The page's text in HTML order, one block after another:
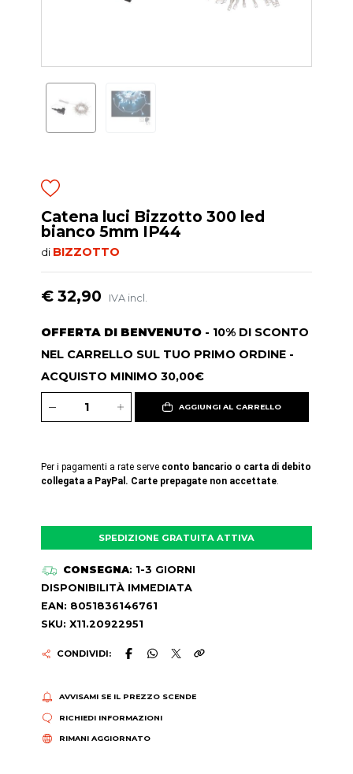
Catena luci Bizzotto 300 led
bianco 5mm IP44
di BIZZOTTO
€ 32,90 IVA incl.
OFFERTA DI BENVENUTO - 10% DI SCONTO
NEL CARRELLO SUL TUO PRIMO ORDINE -
ACQUISTO MINIMO 30,00€
AGGIUNGI AL CARRELLO
Per i pagamenti a rate serve conto bancario o carta di debito
collegata a PayPal. Carte prepagate non accettate.
SPEDIZIONE GRATUITA ATTIVA
CONSEGNA: 1-3 GIORNI
DISPONIBILITÀ IMMEDIATA
EAN: 8051836146761
SKU: X11.20922951
CONDIVIDI:
AVVISAMI SE IL PREZZO SCENDE
RICHIEDI INFORMAZIONI
RIMANI AGGIORNATO